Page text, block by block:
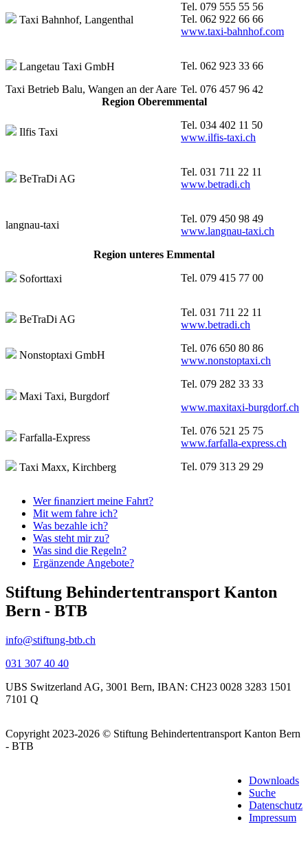
Taxi Bahnhof, Langenthal
Tel. 079 555 55 56
Tel. 062 922 66 66
www.taxi-bahnhof.com
Langetau Taxi GmbH
Tel. 062 923 33 66
Taxi Betrieb Balu, Wangen an der Aare Tel. 076 457 96 42
Region Oberemmental
Ilfis Taxi
Tel. 034 402 11 50
www.ilfis-taxi.ch
BeTraDi AG
Tel. 031 711 22 11
www.betradi.ch
langnau-taxi
Tel. 079 450 98 49
www.langnau-taxi.ch
Region unteres Emmental
Soforttaxi Tel. 079 415 77 00
BeTraDi AG
Tel. 031 711 22 11
www.betradi.ch
Nonstoptaxi GmbH
Tel. 076 650 80 86
www.nonstoptaxi.ch
Maxi Taxi, Burgdorf
Tel. 079 282 33 33
www.maxitaxi-burgdorf.ch
Farfalla-Express
Tel. 076 521 25 75
www.farfalla-express.ch
Taxi Maxx, Kirchberg Tel. 079 313 29 29
Wer ﬁnanziert meine Fahrt?
Mit wem fahre ich?
Was bezahle ich?
Was steht mir zu?
Was sind die Regeln?
Ergänzende Angebote?
Stiftung Behindertentransport Kanton
Bern - BTB
info@stiftung-btb.ch
031 307 40 40
UBS Switzerland AG, 3001 Bern, IBAN: CH23 0028 3283 1501
7101 Q
Copyright 2023-2026 © Stiftung Behindertentransport Kanton Bern
- BTB
Downloads
Suche
Datenschutz
Impressum